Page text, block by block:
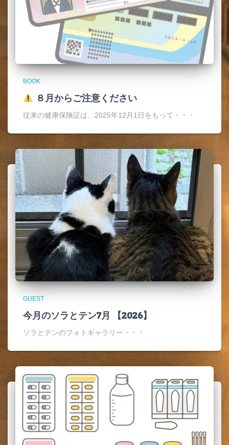
BOOK
８月からご注意ください
従来の健康保険証は、2025年12月1日をもって・・・
GUEST
今月のソラとテン7月 【2026】
ソラとテンのフォトギャラリー・・・